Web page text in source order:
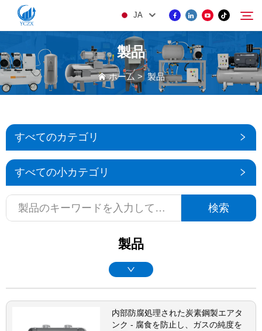
JA
製品
ニュース
KONTAKUTO US
検索
製品
ホーム > 製品
すべてのカテゴリ
すべての小カテゴリ
検索
製品
内部防腐処理された炭素鋼製エアタ
ンク - 腐食を防止し、ガスの純度を